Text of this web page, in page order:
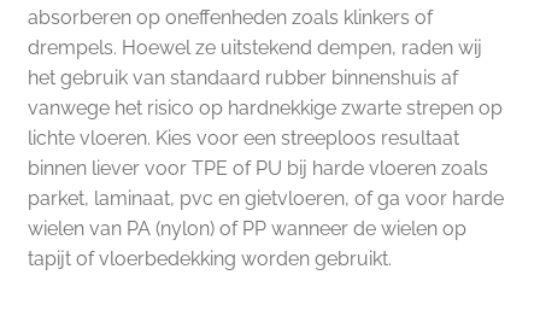
Overig
Klantenservice
absorberen op oneffenheden zoals klinkers of
drempels. Hoewel ze uitstekend dempen, raden wij
het gebruik van standaard rubber binnenshuis af
vanwege het risico op hardnekkige zwarte strepen op
lichte vloeren. Kies voor een streeploos resultaat
binnen liever voor TPE of PU bij harde vloeren zoals
parket, laminaat, pvc en gietvloeren, of ga voor harde
wielen van PA (nylon) of PP wanneer de wielen op
tapijt of vloerbedekking worden gebruikt.